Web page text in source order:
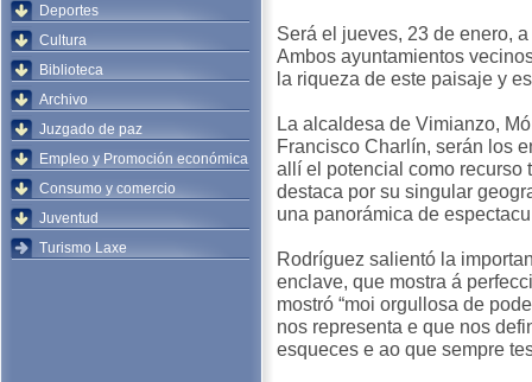
Deportes
Cultura
Biblioteca
Archivo
Juzgado de paz
Empleo y Promoción económica
Consumo y comercio
Juventud
Turismo Laxe
Será el jueves, 23 de enero,
Ambos ayuntamientos
la riqueza de este paisaje y
La alcaldesa de Vimianzo,
Francisco Charlín, serán los
allí el potencial como recurso
destaca por su singular
una panorámica de
Rodríguez salientó la
enclave, que mostra á
mostró “moi orgullosa de
nos representa e que nos
esqueces e ao que sempre